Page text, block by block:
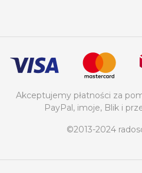
Akceptujemy płatności za
PayPal, imoje, Blik i
©2013-2024